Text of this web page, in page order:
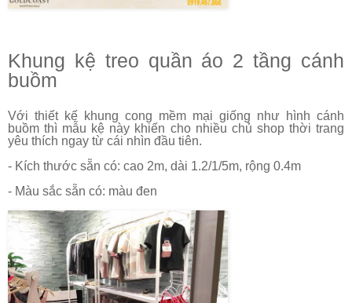
Khung kệ treo quần áo 2 tầng cánh
buồm
Với thiết kế khung cong mềm mại giống như hình cánh
buồm thì mẫu kệ này khiến cho nhiều chủ shop thời trang
yêu thích ngay từ cái nhìn đầu tiên.
- Kích thước sẵn có: cao 2m, dài 1.2/1/5m, rộng 0.4m
- Màu sắc sẵn có: màu đen